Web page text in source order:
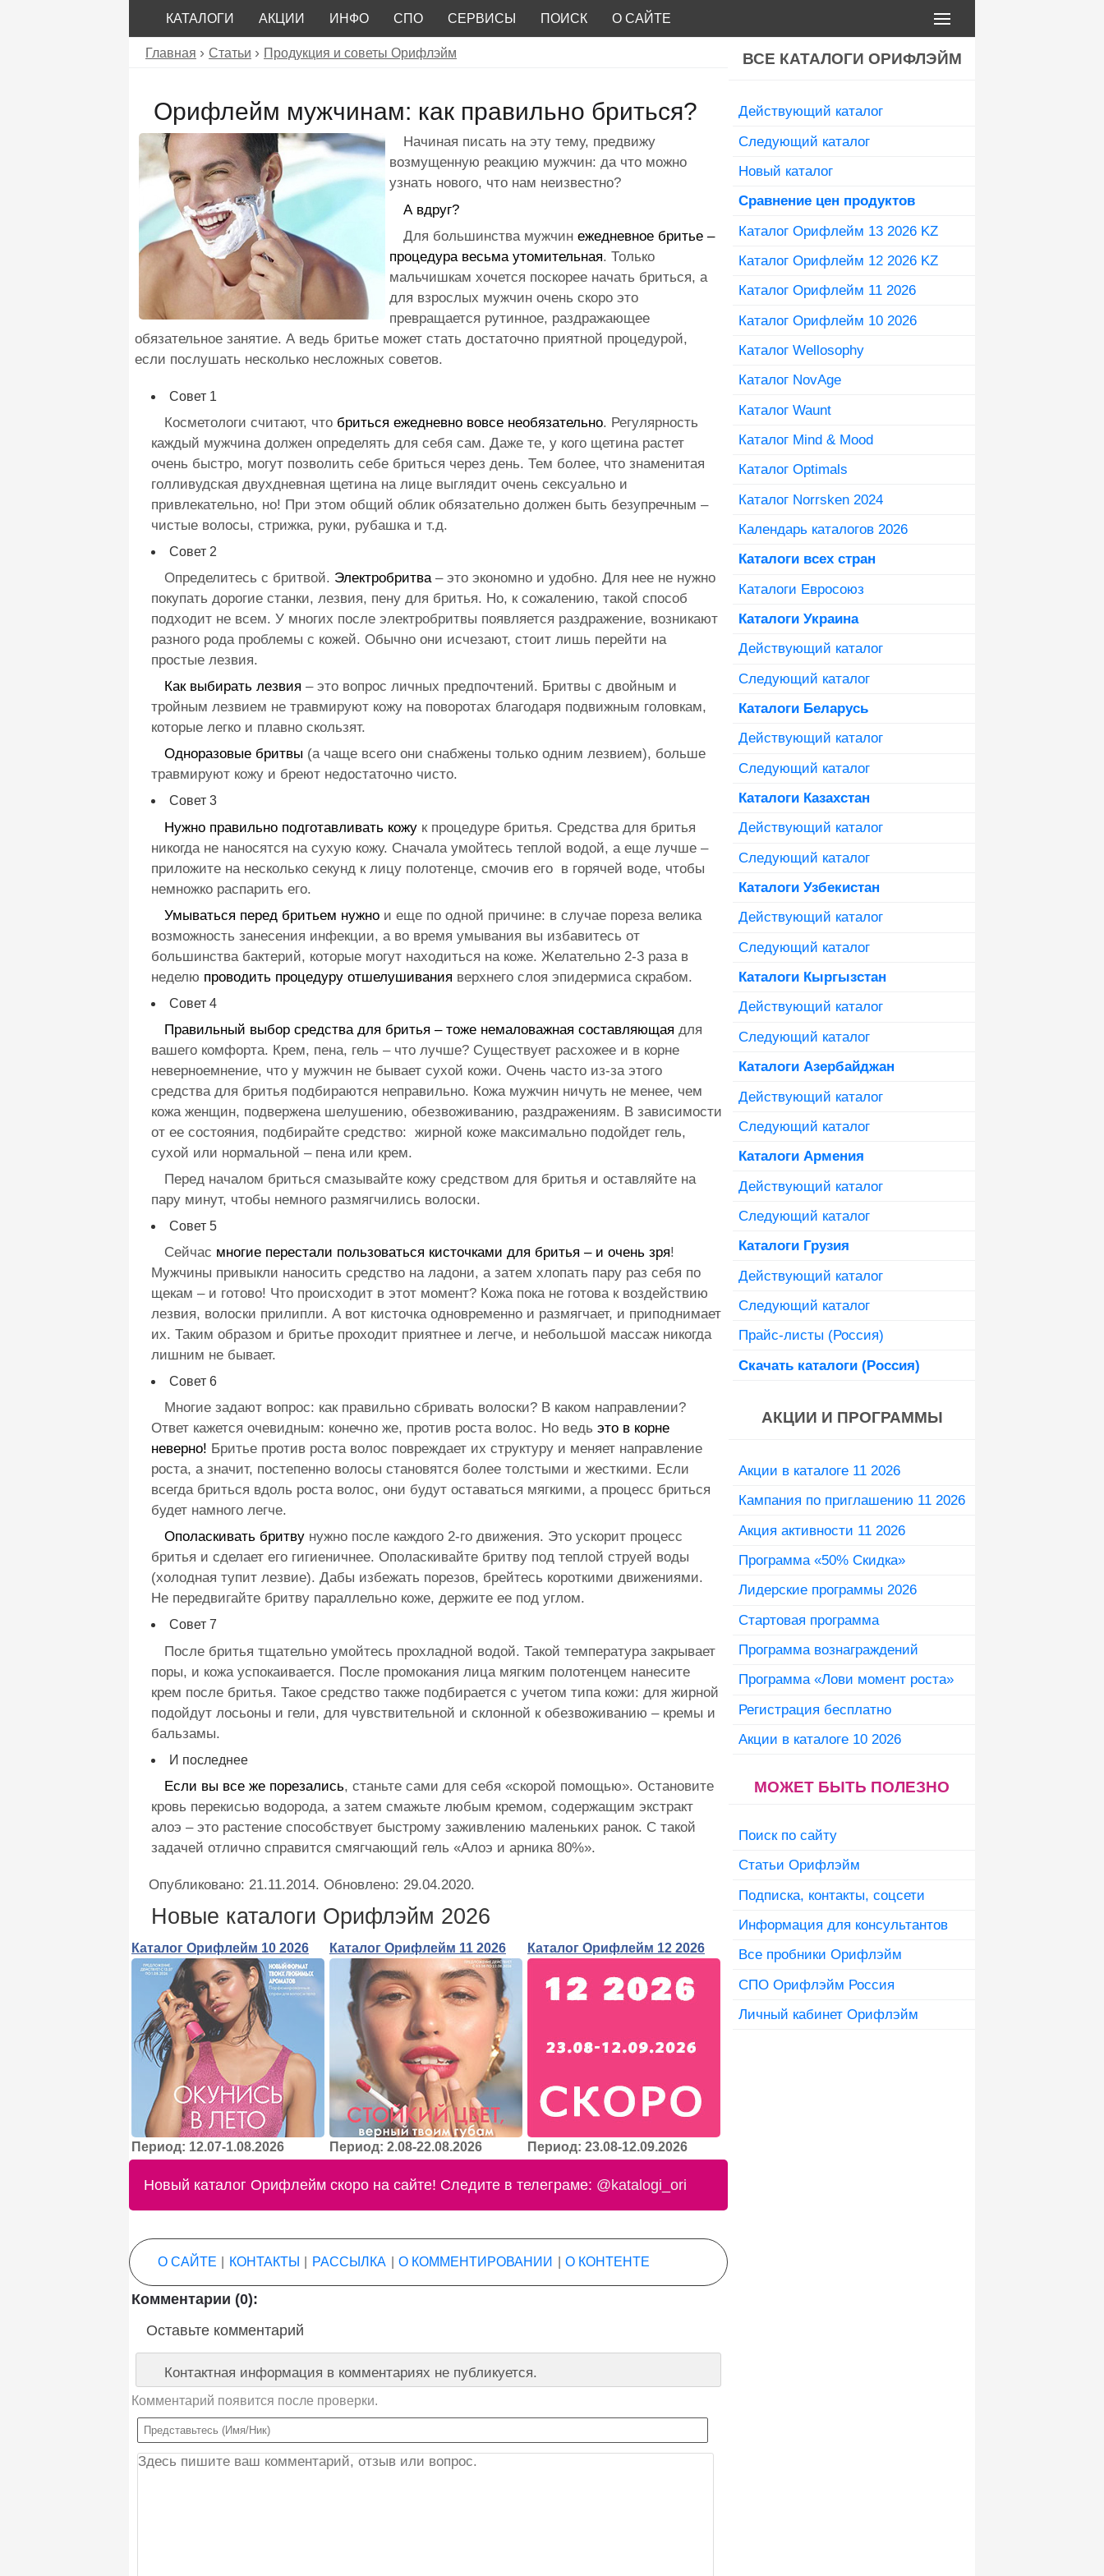
КАТАЛОГИ АКЦИИ ИНФО СПО СЕРВИСЫ ПОИСК О САЙТЕ
Главная Статьи Продукция и советы Орифлэйм
Орифлейм мужчинам: как правильно бриться?
Начиная писать на эту тему, предвижу
возмущенную реакцию мужчин: да что можно
узнать нового, что нам неизвестно?
А вдруг?
Для большинства мужчинежедневное бритье –
процедура весьма утомительная. Только
мальчишкам хочется поскорее начать бриться, а
для взрослых мужчин очень скоро это
превращается рутинное, раздражающее
обязательное занятие. А ведь бритье может стать достаточно приятной процедурой,
если послушать несколько несложных советов.
Совет 1
Косметологи считают, что бриться ежедневно вовсе необязательно. Регулярность
каждый мужчина должен определять для себя сам. Даже те, у кого щетина растет
очень быстро, могут позволить себе бриться через день. Тем более, что знаменитая
голливудская двухдневная щетина на лице выглядит очень сексуально и
привлекательно, но! При этом общий облик обязательно должен быть безупречным –
чистые волосы, стрижка, руки, рубашка и т.д.
Совет 2
Определитесь с бритвой. Электробритва– это экономно и удобно. Для нее не нужно
покупать дорогие станки, лезвия, пену для бритья. Но, к сожалению, такой способ
подходит не всем. У многих после электробритвы появляется раздражение, возникают
разного рода проблемы с кожей. Обычно они исчезают, стоит лишь перейти на
простые лезвия.
Как выбирать лезвия – это вопрос личных предпочтений. Бритвы с двойным и
тройным лезвием не травмируют кожу на поворотах благодаря подвижным головкам,
которые легко и плавно скользят.
Одноразовые бритвы (а чаще всего они снабжены только одним лезвием), больше
травмируют кожу и бреют недостаточно чисто.
Совет 3
Нужно правильно подготавливать кожу к процедуре бритья. Средства для бритья
никогда не наносятся на сухую кожу. Сначала умойтесь теплой водой, а еще лучше –
приложите на несколько секунд к лицу полотенце, смочив его в горячей воде, чтобы
немножко распарить его.
Умываться перед бритьем нужно и еще по одной причине: в случае пореза велика
возможность занесения инфекции, а во время умывания вы избавитесь от
большинства бактерий, которые могут находиться на коже. Желательно 2-3 раза в
неделю проводить процедуру отшелушивания верхнего слоя эпидермиса скрабом.
Совет 4
Правильный выбор средства для бритья – тоже немаловажная составляющая для
вашего комфорта. Крем, пена, гель – что лучше? Существует расхожее и в корне
неверноемнение, что у мужчин не бывает сухой кожи. Очень часто из-за этого
средства для бритья подбираются неправильно. Кожа мужчин ничуть не менее, чем
кожа женщин, подвержена шелушению, обезвоживанию, раздражениям. В зависимости
от ее состояния, подбирайте средство: жирной коже максимально подойдет гель,
сухой или нормальной – пена или крем.
Перед началом бриться смазывайте кожу средством для бритья и оставляйте на
пару минут, чтобы немного размягчились волоски.
Совет 5
Сейчас многие перестали пользоваться кисточками для бритья – и очень зря!
Мужчины привыкли наносить средство на ладони, а затем хлопать пару раз себя по
щекам – и готово! Что происходит в этот момент? Кожа пока не готова к воздействию
лезвия, волоски прилипли. А вот кисточка одновременно и размягчает, и приподнимает
их. Таким образом и бритье проходит приятнее и легче, и небольшой массаж никогда
лишним не бывает.
Совет 6
Многие задают вопрос: как правильно сбривать волоски? В каком направлении?
Ответ кажется очевидным: конечно же, против роста волос. Но ведь это в корне
неверно! Бритье против роста волос повреждает их структуру и меняет направление
роста, а значит, постепенно волосы становятся более толстыми и жесткими. Если
всегда бриться вдоль роста волос, они будут оставаться мягкими, а процесс бриться
будет намного легче.
Ополаскивать бритву нужно после каждого 2-го движения. Это ускорит процесс
бритья и сделает его гигиеничнее. Ополаскивайте бритву под теплой струей воды
(холодная тупит лезвие). Дабы избежать порезов, брейтесь короткими движениями.
Не передвигайте бритву параллельно коже, держите ее под углом.
Совет 7
После бритья тщательно умойтесь прохладной водой. Такой температура закрывает
поры, и кожа успокаивается. После промокания лица мягким полотенцем нанесите
крем после бритья. Такое средство также подбирается с учетом типа кожи: для жирной
подойдут лосьоны и гели, для чувствительной и склонной к обезвоживанию – кремы и
бальзамы.
И последнее
Если вы все же порезались, станьте сами для себя «скорой помощью». Остановите
кровь перекисью водорода, а затем смажьте любым кремом, содержащим экстракт
алоэ – это растение способствует быстрому заживлению маленьких ранок. С такой
задачей отлично справится смягчающий гель «Алоэ и арника 80%».
Опубликовано: 21.11.2014. Обновлено: 29.04.2020.
Новые каталоги Орифлэйм 2026
Каталог Орифлейм 10 2026
Период: 12.07-1.08.2026
Каталог Орифлейм 11 2026
Период: 2.08-22.08.2026
Каталог Орифлейм 12 2026
Период: 23.08-12.09.2026
Новый каталог Орифлейм скоро на сайте! Следите в телеграме: @katalogi_ori
О САЙТЕ КОНТАКТЫ РАССЫЛКА О КОММЕНТИРОВАНИИ О КОНТЕНТЕ
Комментарии (0):
Оставьте комментарий
Контактная информация в комментариях не публикуется.
Комментарий появится после проверки.
ВСЕ КАТАЛОГИ ОРИФЛЭЙМ
Действующий каталог
Следующий каталог
Новый каталог
Сравнение цен продуктов
Каталог Орифлейм 13 2026 KZ
Каталог Орифлейм 12 2026 KZ
Каталог Орифлейм 11 2026
Каталог Орифлейм 10 2026
Каталог Wellosophy
Каталог NovAge
Каталог Waunt
Каталог Mind & Mood
Каталог Optimals
Каталог Norrsken 2024
Календарь каталогов 2026
Каталоги всех стран
Каталоги Евросоюз
Каталоги Украина
Действующий каталог
Следующий каталог
Каталоги Беларусь
Действующий каталог
Следующий каталог
Каталоги Казахстан
Действующий каталог
Следующий каталог
Каталоги Узбекистан
Действующий каталог
Следующий каталог
Каталоги Кыргызстан
Действующий каталог
Следующий каталог
Каталоги Азербайджан
Действующий каталог
Следующий каталог
Каталоги Армения
Действующий каталог
Следующий каталог
Каталоги Грузия
Действующий каталог
Следующий каталог
Прайс-листы (Россия)
Скачать каталоги (Россия)
АКЦИИ И ПРОГРАММЫ
Акции в каталоге 11 2026
Кампания по приглашению 11 2026
Акция активности 11 2026
Программа «50% Скидка»
Лидерские программы 2026
Стартовая программа
Программа вознаграждений
Программа «Лови момент роста»
Регистрация бесплатно
Акции в каталоге 10 2026
МОЖЕТ БЫТЬ ПОЛЕЗНО
Поиск по сайту
Статьи Орифлэйм
Подписка, контакты, соцсети
Информация для консультантов
Все пробники Орифлэйм
СПО Орифлэйм Россия
Личный кабинет Орифлэйм